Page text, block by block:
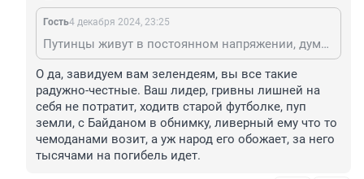
Гость4 декабря 2024, 23:25
Путинцы живут в постоянном напряжении, думая о судьбах Родины...Понять, простить и наградить!
О да, завидуем вам зелендеям, вы все такие
радужно-честные. Ваш лидер, гривны лишней на
себя не потратит, ходитв старой футболке, пуп
земли, с Байданом в обнимку, ливерный ему что то
чемоданами возит, а уж народ его обожает, за него
тысячами на погибель идет.